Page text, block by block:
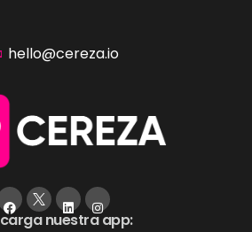
hello@cereza.io
nuestra app: